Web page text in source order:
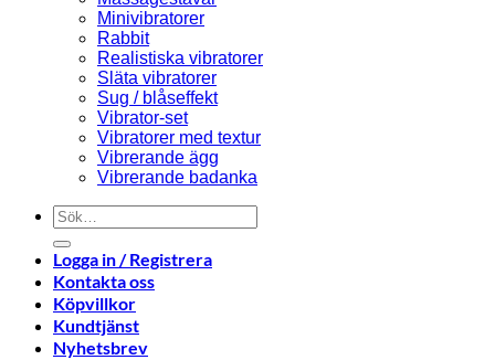
Minivibratorer
Rabbit
Realistiska vibratorer
Släta vibratorer
Sug / blåseffekt
Vibrator-set
Vibratorer med textur
Vibrerande ägg
Vibrerande badanka
Sök
efter:
Logga in / Registrera
Kontakta oss
Köpvillkor
Kundtjänst
Nyhetsbrev